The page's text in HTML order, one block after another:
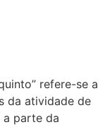
refere-se a
da atividade de
a parte da